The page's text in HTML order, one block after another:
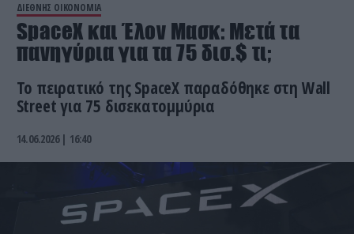
ΔΙΕΘΝΗΣ ΟΙΚΟΝΟΜΙΑ
SpaceX και Έλον Μασκ: Μετά τα
πανηγύρια για τα 75 δισ.$ τι;
Το πειρατικό της SpaceX παραδόθηκε στη Wall
Street για 75 δισεκατομμύρια
14.06.2026 | 16:40